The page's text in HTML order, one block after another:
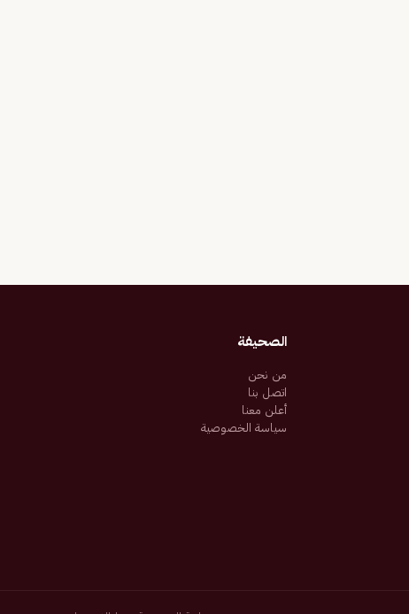
الصحيفة
من نحن
اتصل بنا
أعلن معنا
سياسة الخصوصية